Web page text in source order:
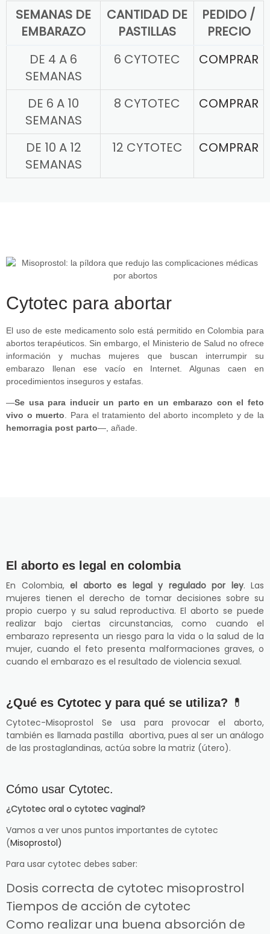
SEMANAS DE
EMBARAZO
CANTIDAD DE
PASTILLAS
PEDIDO /
PRECIO
DE 4 A 6
SEMANAS
6 CYTOTEC COMPRAR
DE 6 A 10
SEMANAS
8 CYTOTEC COMPRAR
DE 10 A 12
SEMANAS
12 CYTOTEC COMPRAR
Cytotec para abortar
El uso de este medicamento solo está permitido en Colombia para
abortos terapéuticos. Sin embargo, el Ministerio de Salud no ofrece
información y muchas mujeres que buscan interrumpir su
embarazo llenan ese vacío en Internet. Algunas caen en
procedimientos inseguros y estafas.
—Se usa para inducir un parto en un embarazo con el feto
vivo o muerto . Para el tratamiento del aborto incompleto y de la
hemorragia post parto—, añade.
El aborto es legal en colombia
En Colombia, el aborto es legal y regulado por ley. Las
mujeres tienen el derecho de tomar decisiones sobre su
propio cuerpo y su salud reproductiva. El aborto se puede
realizar bajo ciertas circunstancias, como cuando el
embarazo representa un riesgo para la vida o la salud de la
mujer, cuando el feto presenta malformaciones graves, o
cuando el embarazo es el resultado de violencia sexual.
¿Qué es Cytotec y para qué se utiliza? 💊
Cytotec-Misoprostol Se usa para provocar el aborto,
también es llamada pastilla abortiva, pues al ser un análogo
de las prostaglandinas, actúa sobre la matriz (útero).
Cómo usar Cytotec.
¿Cytotec oral o cytotec vaginal?
Vamos a ver unos puntos importantes de cytotec
(Misoprostol)
Para usar cytotec debes saber:
Dosis correcta de cytotec misoprostrol
Tiempos de acción de cytotec
Como realizar una buena absorción de